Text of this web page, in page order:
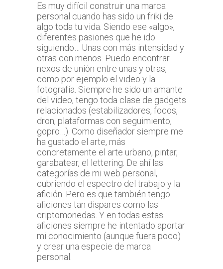
Es muy difícil construir una marca
personal cuando has sido un friki de
algo toda tu vida. Siendo ese «algo»,
diferentes pasiones que he ido
siguiendo… Unas con más intensidad y
otras con menos. Puedo encontrar
nexos de unión entre unas y otras,
como por ejemplo el video y la
fotografía. Siempre he sido un amante
del video, tengo toda clase de gadgets
relacionados (estabilizadores, focos,
dron, plataformas con seguimiento,
gopro…). Como diseñador siempre me
ha gustado el arte, más
concretamente el arte urbano, pintar,
garabatear, el lettering. De ahí las
categorías de mi web personal,
cubriendo el espectro del trabajo y la
afición. Pero es que también tengo
aficiones tan dispares como las
criptomonedas. Y en todas estas
aficiones siempre he intentado aportar
mi conocimiento (aunque fuera poco)
y crear una especie de marca
personal.